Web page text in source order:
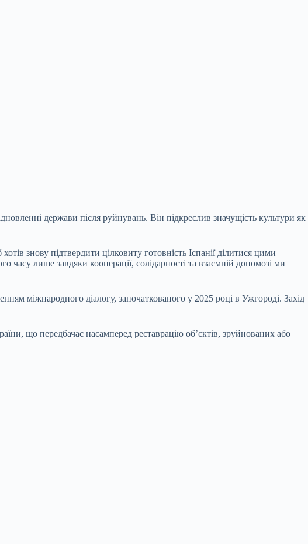
держави після руйнувань. Він підкреслив значущість культури як
знову підтвердити цілковиту готовність Іспанії ділитися цими
лише завдяки кооперації, солідарності та взаємній допомозі ми
міжнародного діалогу, започаткованого у 2025 році в Ужгороді. Захід
що передбачає насамперед реставрацію об’єктів, зруйнованих або